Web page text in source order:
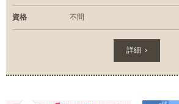
資格 不問
詳細 ›